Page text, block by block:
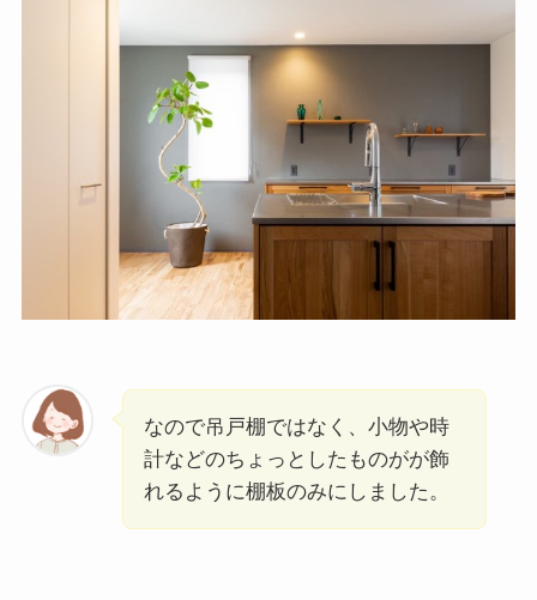
なので吊戸棚ではなく、小物や時
計などのちょっとしたものがが飾
れるように棚板のみにしました。